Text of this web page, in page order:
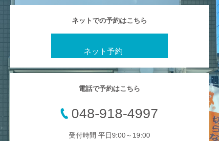
ネットでの予約はこちら
ネット予約
電話で予約はこちら
048-918-4997
受付時間 平日9:00～19:00